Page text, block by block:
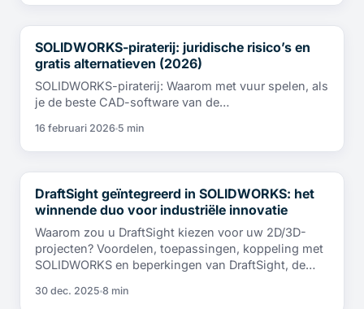
NIEUWS
SOLIDWORKS-piraterij: juridische risico’s en
gratis alternatieven (2026)
SOLIDWORKS-piraterij: Waarom met vuur spelen, als
je de beste CAD-software van de…
16 februari 2026 5 min
NIEUWS
DraftSight geïntegreerd in SOLIDWORKS: het
winnende duo voor industriële innovatie
Waarom zou u DraftSight kiezen voor uw 2D/3D-
projecten? Voordelen, toepassingen, koppeling met
SOLIDWORKS en beperkingen van DraftSight, de…
30 dec. 2025 8 min